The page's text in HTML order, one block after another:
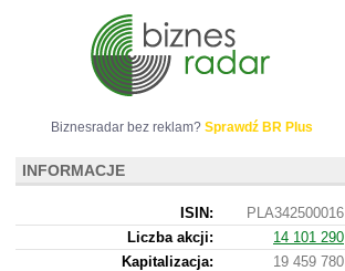
Biznesradar bez reklam? Sprawdź BR Plus
INFORMACJE
ISIN:
PLA342500016
Liczba akcji:
14 101 290
Kapitalizacja:
19 459 780